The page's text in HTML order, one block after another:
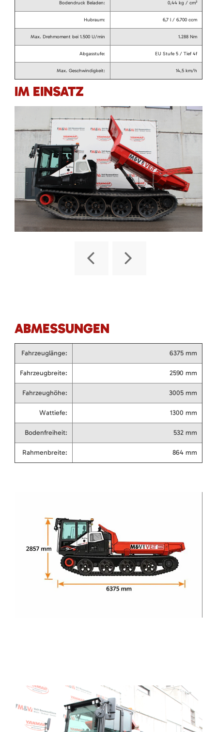
Bodendruck Beladen: 0,44 kg / cm²
Hubraum: 6,7 l / 6.700 ccm
Max. Drehmoment bei 1.500 U/min 1.288 Nm
Abgasstufe: EU Stufe 5 / Tief 4f
Max. Geschwindigkeit: 14,5 km/h
IM EINSATZ
ABMESSUNGEN
Fahrzeuglänge: 6375 mm
Fahrzeugbreite: 2590 mm
Fahrzeughöhe: 3005 mm
Wattiefe: 1300 mm
Bodenfreiheit: 532 mm
Rahmenbreite: 864 mm